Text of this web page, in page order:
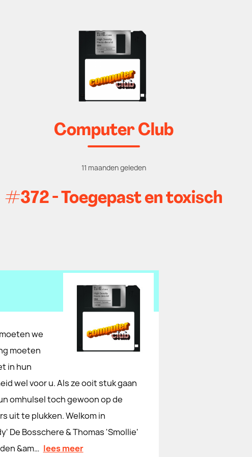
Computer Club
11 maanden geleden
#372 - Toegepast en toxisch
we
moeten
in hun
wel voor u. Als ze ooit stuk gaan
omhulsel toch gewoon op de
uit te plukken. Welkom in
De Bosschere & Thomas 'Smollie'
&am… lees meer